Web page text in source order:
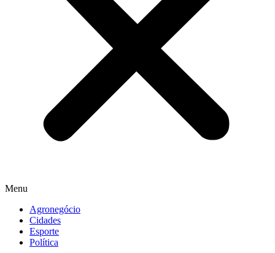
Menu
Agronegócio
Cidades
Esporte
Política